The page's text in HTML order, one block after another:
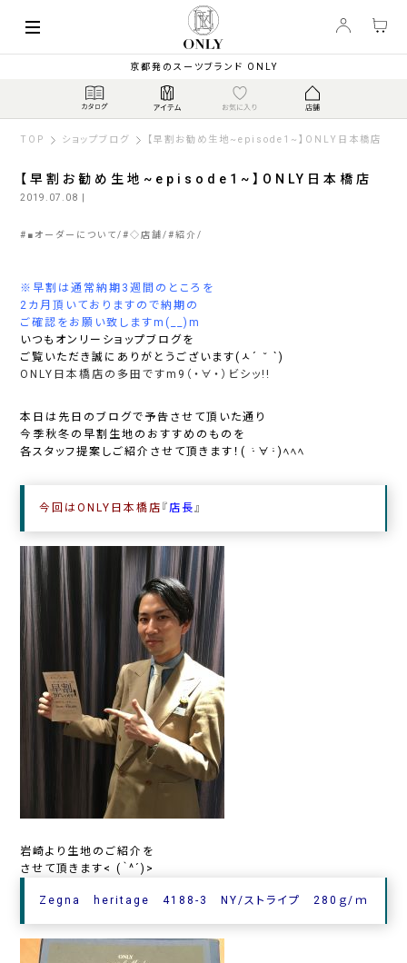
京都発のスーツブランド ONLY
TOP ショップブログ 【早割お勧め生地~episode1~】ONLY日本橋店
【早割お勧め生地~episode1~】ONLY日本橋店
2019.07.08 |
# ■オーダーについて #◇店舗 #紹介
※早割は通常納期3週間のところを
2カ月頂いておりますので納期の
ご確認をお願い致しますm(__)m
いつもオンリーショップブログを
ご覧いただき誠にありがとうございます(ㅅ´ ˘ `)
ONLY日本橋店の多田ですm9（・∀・）ビシッ!!
本日は先日のブログで予告させて頂いた通り
今季秋冬の早割生地のおすすめのものを
各スタッフ提案しご紹介させて頂きます！( ･́∀･̀)ﾍﾍﾍ
今回はONLY日本橋店 『 店長』
岩崎より生地のご紹介を
させて頂きます< (｀^´)>
Zegna heritage 4188-3 NY/ストライプ 280ｇ/ｍ